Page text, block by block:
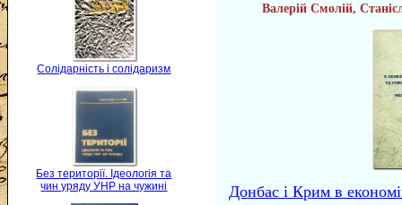
Солідарність і солідаризм
Без території. Ідеологія та
чин уряду УНР на чужині
Валерій Смолій,
Донбас і Крим в